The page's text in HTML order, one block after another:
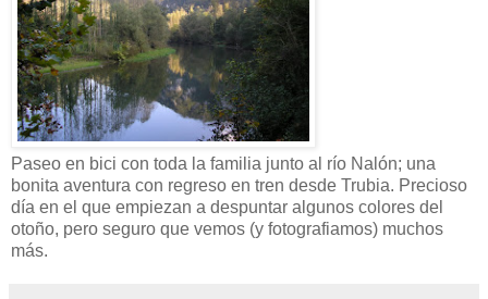
Paseo en bici con toda la familia junto al río Nalón; una
bonita aventura con regreso en tren desde Trubia. Precioso
día en el que empiezan a despuntar algunos colores del
otoño, pero seguro que vemos (y fotografiamos) muchos
más.